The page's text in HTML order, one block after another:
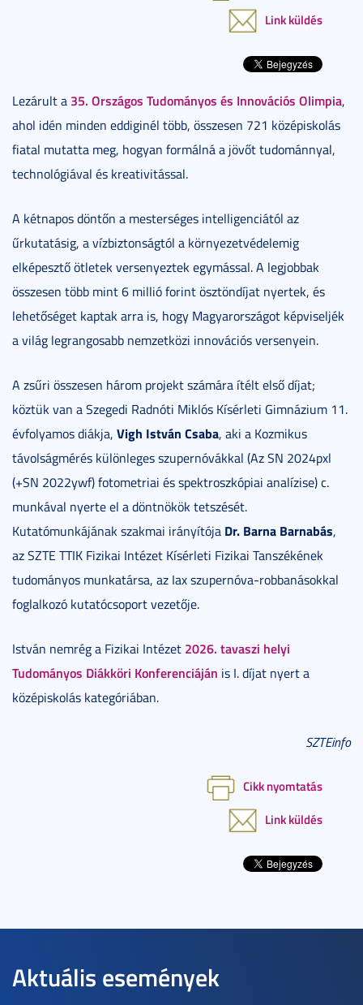
Link küldés
Lezárult a 35. Országos Tudományos és Innovációs Olimpia,
ahol idén minden eddiginél több, összesen 721 középiskolás
fiatal mutatta meg, hogyan formálná a jövőt tudománnyal,
technológiával és kreativitással.
A kétnapos döntőn a mesterséges intelligenciától az
űrkutatásig, a vízbiztonságtól a környezetvédelemig
elképesztő ötletek versenyeztek egymással. A legjobbak
összesen több mint 6 millió forint ösztöndíjat nyertek, és
lehetőséget kaptak arra is, hogy Magyarországot képviseljék
a világ legrangosabb nemzetközi innovációs versenyein.
A zsűri összesen három projekt számára ítélt első díjat;
köztük van a Szegedi Radnóti Miklós Kísérleti Gimnázium 11.
évfolyamos diákja, Vigh István Csaba, aki a Kozmikus
távolságmérés különleges szupernóvákkal (Az SN 2024pxl
(+SN 2022ywf) fotometriai és spektroszkópiai analízise) c.
munkával nyerte el a döntnökök tetszését.
Kutatómunkájának szakmai irányítója Dr. Barna Barnabás,
az SZTE TTIK Fizikai Intézet Kísérleti Fizikai Tanszékének
tudományos munkatársa, az Iax szupernóva-robbanásokkal
foglalkozó kutatócsoport vezetője.
István nemrég a Fizikai Intézet 2026. tavaszi helyi
Tudományos Diákköri Konferenciáján is I. díjat nyert a
középiskolás kategóriában.
SZTEinfo
Cikk nyomtatás
Link küldés
Aktuális események